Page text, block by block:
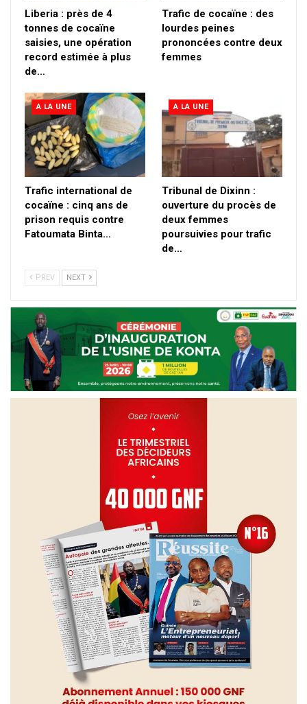
Liberia : près de 4
tonnes de cocaïne
saisies, une opération
record estimée à plus
de…
Trafic de cocaïne : des
lourdes peines
prononcées contre deux
femmes
A LA UNE
Trafic international de
cocaïne : cinq ans de
prison requis contre
Fatoumata Binta…
A LA UNE
Tribunal de Dixinn :
ouverture du procès de
deux femmes
poursuivies pour trafic
de…
PREV NEXT